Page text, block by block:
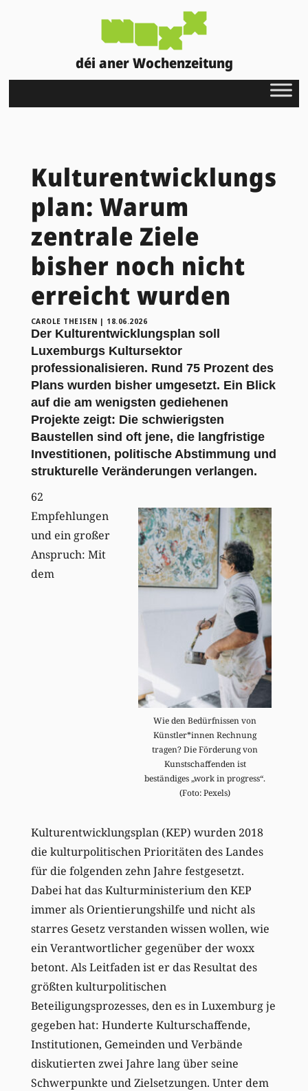
déi aner Wochenzeitung
Kulturentwicklungs
plan: Warum
zentrale Ziele
bisher noch nicht
erreicht wurden
CAROLE THEISEN | 18.06.2026
Der Kulturentwicklungsplan soll
Luxemburgs Kultursektor
professionalisieren. Rund 75 Prozent des
Plans wurden bisher umgesetzt. Ein Blick
auf die am wenigsten gediehenen
Projekte zeigt: Die schwierigsten
Baustellen sind oft jene, die langfristige
Investitionen, politische Abstimmung und
strukturelle Veränderungen verlangen.
Wie den Bedürfnissen von
Künstler*innen Rechnung
tragen? Die Förderung von
Kunstschaffenden ist
beständiges „work in progress“.
(Foto: Pexels)
62
Empfehlungen
und ein großer
Anspruch: Mit
dem
Kulturentwicklungsplan (KEP) wurden 2018
die kulturpolitischen Prioritäten des Landes
für die folgenden zehn Jahre festgesetzt.
Dabei hat das Kulturministerium den KEP
immer als Orientierungshilfe und nicht als
starres Gesetz verstanden wissen wollen, wie
ein Verantwortlicher gegenüber der woxx
betont. Als Leitfaden ist er das Resultat des
größten kulturpolitischen
Beteiligungsprozesses, den es in Luxemburg je
gegeben hat: Hunderte Kulturschaffende,
Institutionen, Gemeinden und Verbände
diskutierten zwei Jahre lang über seine
Schwerpunkte und Zielsetzungen. Unter dem